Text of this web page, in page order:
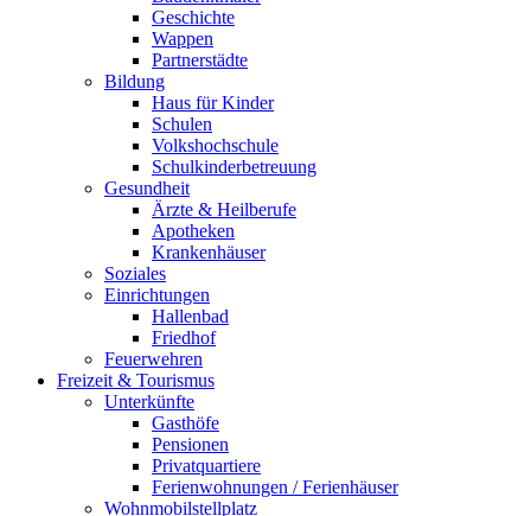
Geschichte
Wappen
Partnerstädte
Bildung
Haus für Kinder
Schulen
Volkshochschule
Schulkinderbetreuung
Gesundheit
Ärzte & Heilberufe
Apotheken
Krankenhäuser
Soziales
Einrichtungen
Hallenbad
Friedhof
Feuerwehren
Freizeit & Tourismus
Unterkünfte
Gasthöfe
Pensionen
Privatquartiere
Ferienwohnungen / Ferienhäuser
Wohnmobilstellplatz